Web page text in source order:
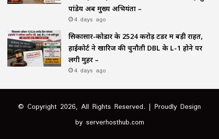
पांडेय अब मुख्य अभियंता –
4 days ago
सिकासार-कोडार के ₹2524 करोड़ टेंडर में बड़ी राहत,
हाईकोर्ट ने खारिज की चुनौती DBL के L-1 होने पर
लगी मुहर –
4 days ago
© Copyright 2026, All Rights Reserved. | Proudly Design
by serverhosthub.com